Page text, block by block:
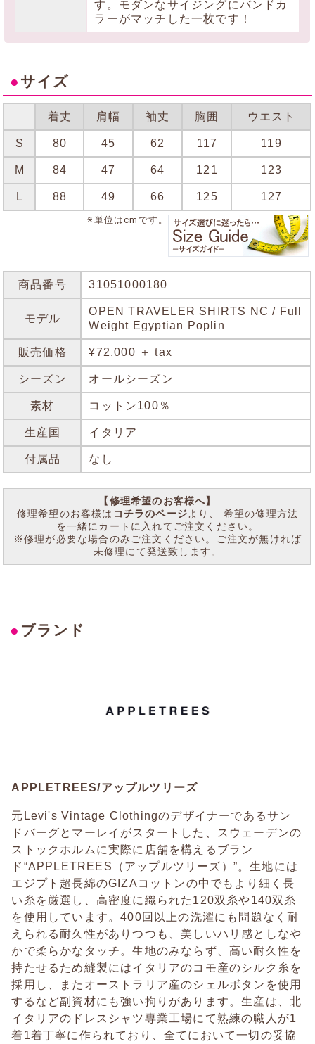
す。モダンなサイジングにバンドカ
ラーがマッチした一枚です！
● サイズ
着丈 肩幅 袖丈 胸囲 ウエスト
S 80 45 62 117 119
M 84 47 64 121 123
L 88 49 66 125 127
※単位はcmです。
商品番号 31051000180
モデル
OPEN TRAVELER SHIRTS NC / Full
Weight Egyptian Poplin
販売価格 ¥72,000 ＋ tax
シーズン オールシーズン
素材 コットン100％
生産国 イタリア
付属品 なし
【修理希望のお客様へ】
修理希望のお客様は コチラのページより、 希望の修理方法
を一緒にカートに入れてご注文ください。
※修理が必要な場合のみご注文ください。ご注文が無ければ
未修理にて発送致します。
● ブランド
APPLETREES/アップルツリーズ
元Levi's Vintage Clothingのデザイナーであるサン
ドバーグとマーレイがスタートした、スウェーデンの
ストックホルムに実際に店舗を構えるブラン
ド“APPLETREES（アップルツリーズ）”。生地には
エジプト超長綿のGIZAコットンの中でもより細く長
い糸を厳選し、高密度に織られた120双糸や140双糸
を使用しています。400回以上の洗濯にも問題なく耐
えられる耐久性がありつつも、美しいハリ感としなや
かで柔らかなタッチ。生地のみならず、高い耐久性を
持たせるため縫製にはイタリアのコモ産のシルク糸を
採用し、またオーストラリア産のシェルボタンを使用
するなど副資材にも強い拘りがあります。生産は、北
イタリアのドレスシャツ専業工場にて熟練の職人が1
着1着丁寧に作られており、全てにおいて一切の妥協